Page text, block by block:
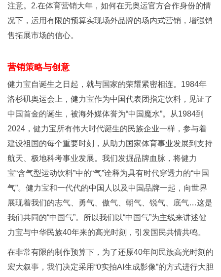
注意。2.在体育营销大年，如何在无奥运官方合作身份的情
况下，运用有限的预算实现场外品牌的场内式营销，增强销
售拓展市场的信心。
营销策略与创意
健力宝自诞生之日起，就与国家的荣耀紧密相连。1984年
洛杉矶奥运会上，健力宝作为中国代表团指定饮料，见证了
中国首金的诞生，被海外媒体誉为“中国魔水”。从1984到
2024，健力宝所有伟大时代诞生的民族企业一样，参与着
建设祖国的每个重要时刻，从助力国家体育事业发展到支持
航天、极地科考事业发展。我们发掘品牌血脉，将健力
宝“含气型运动饮料”中的“气”诠释为具有时代穿透力的“中国
气”。健力宝和一代代的中国人以及中国品牌一起，向世界
展现着我们的志气、勇气、傲气、朝气、锐气、底气…这是
我们共同的“中国气”。所以我们以“中国气”为主线来讲述健
力宝与中华民族40年来的高光时刻，引发国民共情共鸣。
在非常有限的制作预算下，为了还原40年间民族高光时刻的
宏大叙事，我们决定采用“0实拍AI生成影像”的方式进行大胆